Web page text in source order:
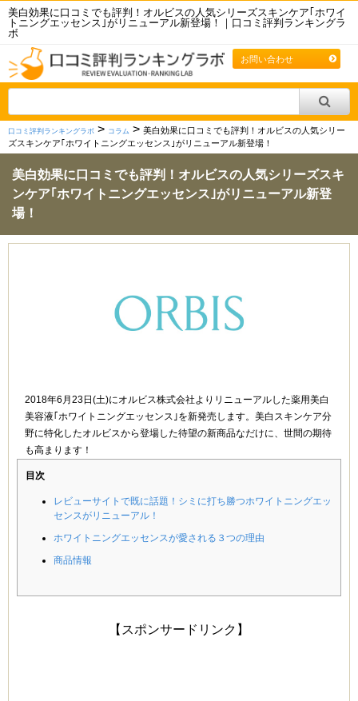
美白効果に口コミでも評判！オルビスの人気シリーズスキンケア｢ホワイ
トニングエッセンス｣がリニューアル新登場！｜口コミ評判ランキングラ
ボ
お問い合わせ
口コミ評判ランキングラボ > コラム > 美白効果に口コミでも評判！オルビスの人気シリー
ズスキンケア｢ホワイトニングエッセンス｣がリニューアル新登場！
美白効果に口コミでも評判！オルビスの人気シリーズスキ
ンケア｢ホワイトニングエッセンス｣がリニューアル新登
場！
2018年6月23日(土)にオルビス株式会社よりリニューアルした薬用美白
美容液｢ホワイトニングエッセンス｣を新発売します。美白スキンケア分
野に特化したオルビスから登場した待望の新商品なだけに、世間の期待
も高まります！
目次
レビューサイトで既に話題！シミに打ち勝つホワイトニングエッ
センスがリニューアル！
ホワイトニングエッセンスが愛される３つの理由
商品情報
【スポンサードリンク】